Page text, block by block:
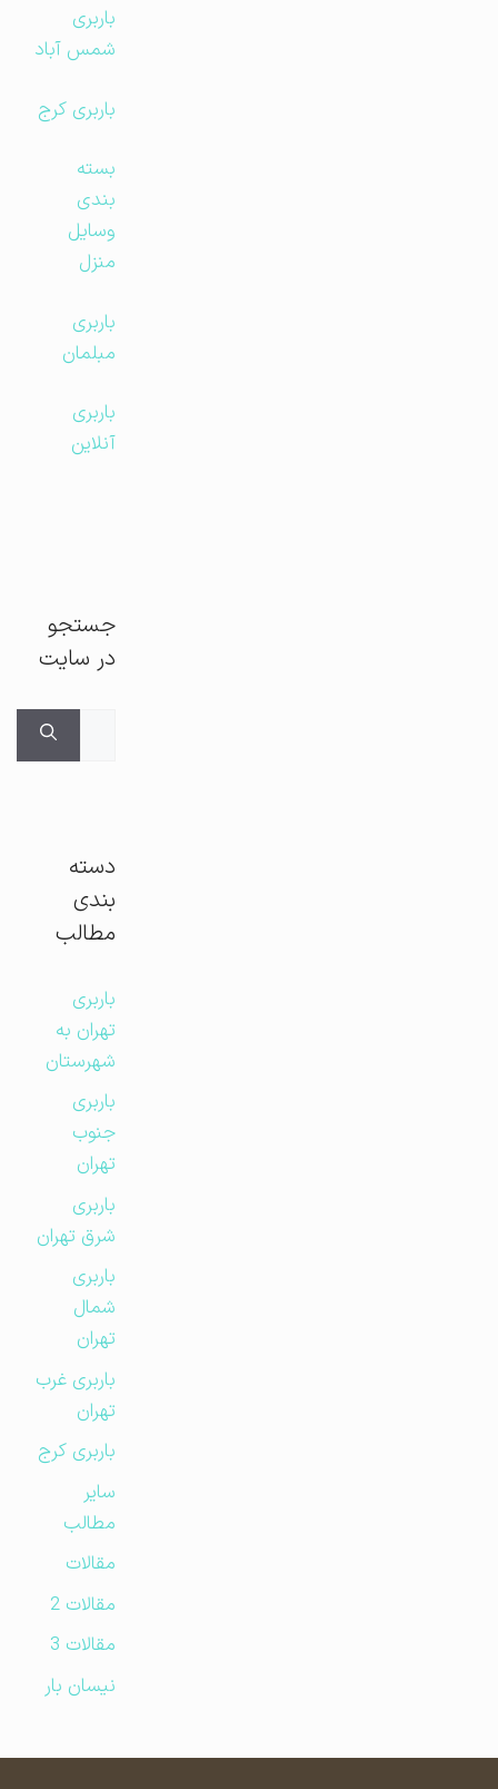
باربری
شمس آباد
باربری کرج
بسته
بندی
وسایل
منزل
باربری
مبلمان
باربری
آنلاین
جستجو
در سایت
دسته
بندی
مطالب
باربری
تهران به
شهرستان
باربری
جنوب
تهران
باربری
شرق تهران
باربری
شمال
تهران
باربری غرب
تهران
باربری کرج
مطالب
مقالات
مقالات 2
مقالات 3
نیسان بار